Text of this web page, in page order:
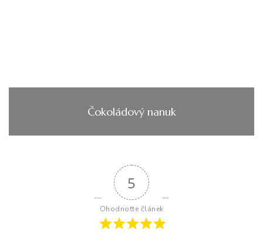
Čokoládový nanuk
5
Ohodnoťte článek